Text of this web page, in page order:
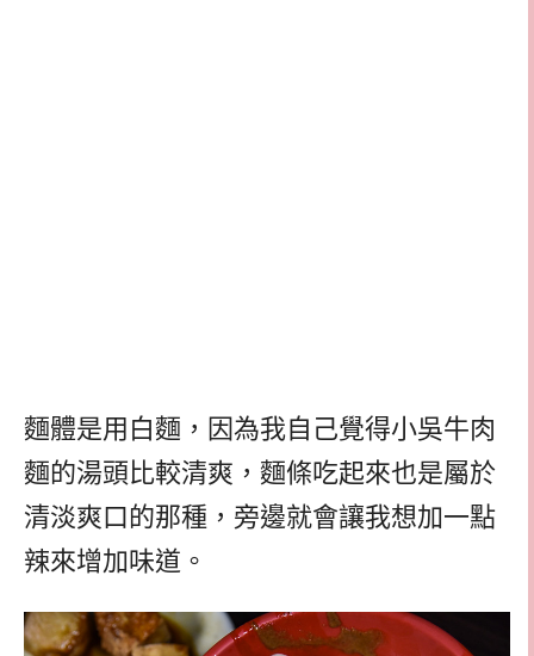
麵體是用白麵，因為我自己覺得小吳牛肉
麵的湯頭比較清爽，麵條吃起來也是屬於
清淡爽口的那種，旁邊就會讓我想加一點
辣來增加味道。